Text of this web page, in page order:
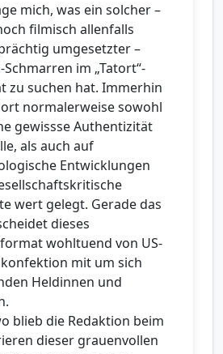
mich, was ein solcher –
filmisch allenfalls
umgesetzter –
im „Tatort“-
zu suchen hat. Immerhin
normalerweise sowohl
gewissse Authentizität
als auch auf
Entwicklungen
wert gelegt. Gerade das
dieses
wohltuend von US-
mit um sich
Heldinnen und
blieb die Redaktion beim
dieser grauenvollen